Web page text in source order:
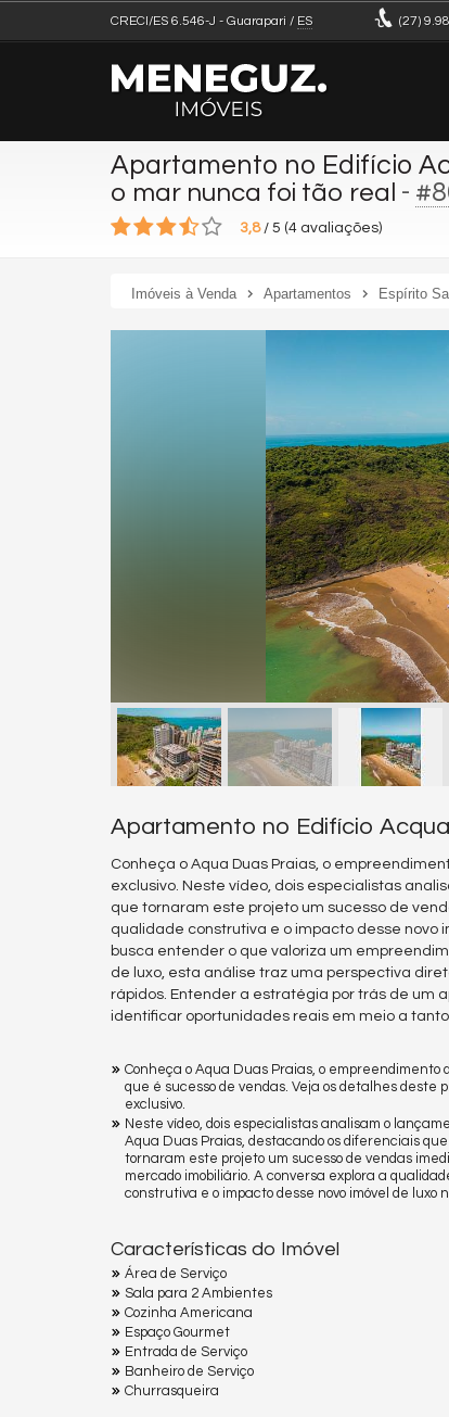
CRECI/ES 6.546-J - Guarapari / ES (27)
Apartamento no Edifício
o mar nunca foi tão real -
3,8/ 5 (4 avaliações)
Imóveis à Venda Apartamentos Espírito
Apartamento no Edifício
Conheça o Aqua Duas Praias, o
exclusivo. Neste vídeo, dois especialistas
que tornaram este projeto um sucesso de
qualidade construtiva e o impacto desse novo
busca entender o que valoriza um
de luxo, esta análise traz uma perspectiva
rápidos. Entender a estratégia por trás de um
identificar oportunidades reais em meio a
Conheça o Aqua Duas Praias, o empreendimento
que é sucesso de vendas. Veja os detalhes deste
exclusivo.
Neste vídeo, dois especialistas analisam o
Aqua Duas Praias, destacando os diferenciais que
tornaram este projeto um sucesso de vendas
mercado imobiliário. A conversa explora a
construtiva e o impacto desse novo imóvel de luxo
Características do Imóvel
Área de Serviço
Sala para 2 Ambientes
Cozinha Americana
Espaço Gourmet
Entrada de Serviço
Banheiro de Serviço
Churrasqueira